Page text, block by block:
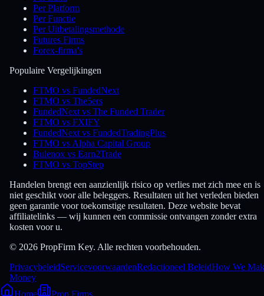
Per Platform
Per Functie
Per Uitbetalingsmethode
Futures Firms
Forex-firma's
Populaire Vergelijkingen
FTMO vs FundedNext
FTMO vs The5ers
FundedNext vs The Funded Trader
FTMO vs FXIFY
FundedNext vs FundedTradingPlus
FTMO vs Alpha Capital Group
Bulenox vs Earn2Trade
FTMO vs TopStep
Handelen brengt een aanzienlijk risico op verlies met zich mee en is
niet geschikt voor alle beleggers. Resultaten uit het verleden bieden
geen garantie voor toekomstige resultaten. Deze website bevat
affiliatelinks — wij kunnen een commissie ontvangen zonder extra
kosten voor u.
© 2026 PropFirm Key. Alle rechten voorbehouden.
PrivacybeleidServicevoorwaardenRedactioneel BeleidHow We
Money
Home
Prop Firms